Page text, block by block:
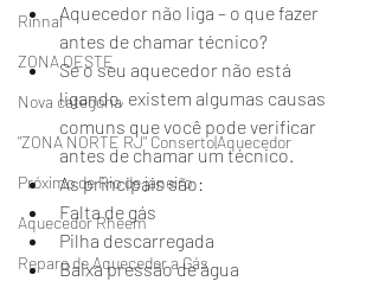
Rinnai
ZONA OESTE
Nova categoria
"ZONA NORTE RJ" Conserto|Aquecedor
Próximo de Rio de janeiro
Aquecedor Rheem
Reparo de Aquecedor a Gás
Aquecedor não liga – o que fazer
antes de chamar técnico?
Se o seu aquecedor não está
ligando, existem algumas causas
comuns que você pode verificar
antes de chamar um técnico.
As principais são:
Falta de gás
Pilha descarregada
Baixa pressão de água